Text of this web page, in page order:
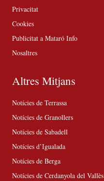
Privacitat
Cookies
Publicitat a Mataró Info
Nosaltres
Altres Mitjans
Notícies de Terrassa
Notícies de Granollers
Notícies de Sabadell
Notícies d’Igualada
Notícies de Berga
Notícies de Cerdanyola del Vallès